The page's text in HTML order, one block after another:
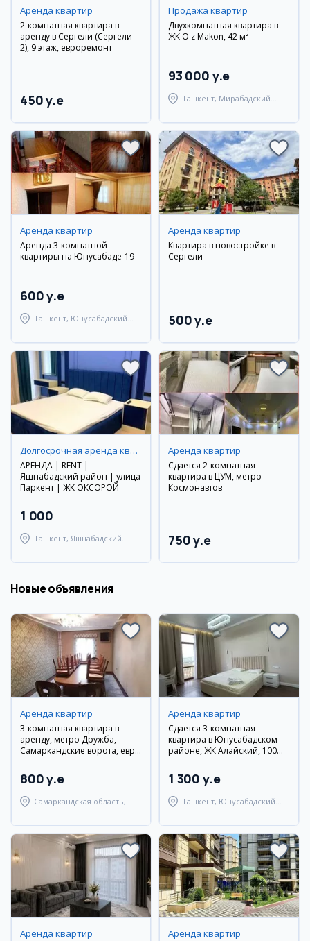
Аренда квартир
2-комнатная квартира в
аренду в Сергели (Сергели
2), 9 этаж, евроремонт
450 y.e
Продажа квартир
Двухкомнатная квартира в
ЖК O'z Makon, 42 м²
93 000 y.e
Ташкент, Мирабадский
Аренда квартир
Аренда 3-комнатной
квартиры на Юнусабаде-19
600 y.e
Ташкент, Юнусабадский
Аренда квартир
Квартира в новостройке в
Сергели
500 y.e
Долгосрочная аренда квартир
АРЕНДА | RENT |
Яшнабадский район | улица
Паркент | ЖК ОКСОРОЙ
1 000
Ташкент, Яшнабадский
Аренда квартир
Сдается 2-комнатная
квартира в ЦУМ, метро
Космонавтов
750 y.e
Новые объявления
Аренда квартир
3-комнатная квартира в
аренду, метро Дружба,
Самаркандские ворота, евро
800 y.e
Самаркандская область,
Аренда квартир
Сдается 3-комнатная
квартира в Юнусабадском
районе, ЖК Алайский, 100
1 300 y.e
Ташкент, Юнусабадский
Аренда квартир Аренда квартир